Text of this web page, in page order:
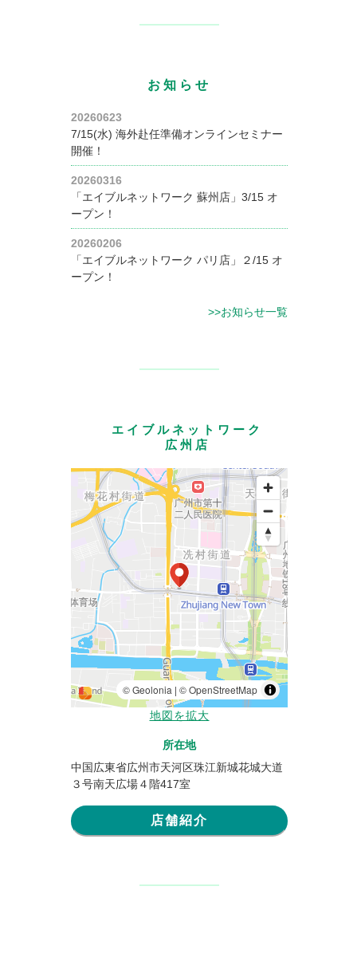
お知らせ
20260623
7/15(水) 海外赴任準備オンラインセミナー
開催！
20260316
「エイブルネットワーク 蘇州店」3/15 オ
ープン！
20260206
「エイブルネットワーク パリ店」２/15 オ
ープン！
>>お知らせ一覧
エイブルネットワーク
広州店
地図を拡大
所在地
中国広東省広州市天河区珠江新城花城大道
３号南天広場４階417室
店舗紹介